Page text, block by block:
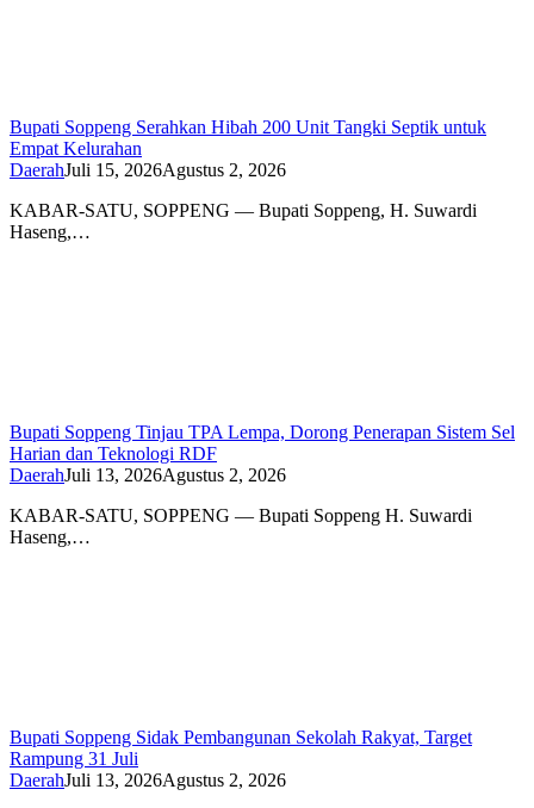
Bupati Soppeng Serahkan Hibah 200 Unit Tangki Septik untuk
Empat Kelurahan
DaerahJuli 15, 2026Agustus 2, 2026
KABAR-SATU, SOPPENG — Bupati Soppeng, H. Suwardi
Haseng,…
Bupati Soppeng Tinjau TPA Lempa, Dorong Penerapan Sistem Sel
Harian dan Teknologi RDF
DaerahJuli 13, 2026Agustus 2, 2026
KABAR-SATU, SOPPENG — Bupati Soppeng H. Suwardi
Haseng,…
Bupati Soppeng Sidak Pembangunan Sekolah Rakyat, Target
Rampung 31 Juli
DaerahJuli 13, 2026Agustus 2, 2026